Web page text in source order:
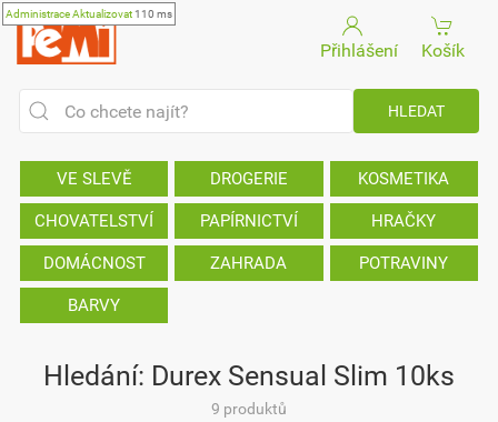
AdministraceAktualizovat110 ms
Přihlášení Košík
VE SLEVĚ DROGERIE KOSMETIKA
CHOVATELSTVÍ PAPÍRNICTVÍ HRAČKY
DOMÁCNOST ZAHRADA POTRAVINY
BARVY
Hledání: Durex Sensual Slim 10ks
9 produktů